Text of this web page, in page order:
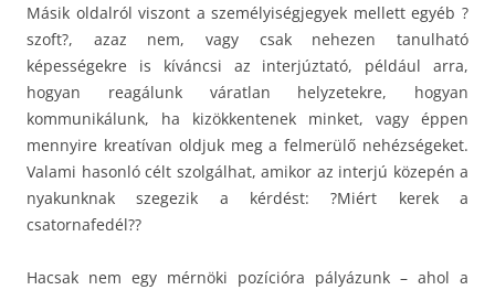
Másik oldalról viszont a személyiségjegyek mellett egyéb ?
szoft?, azaz nem, vagy csak nehezen tanulható
képességekre is kíváncsi az interjúztató, például arra,
hogyan reagálunk váratlan helyzetekre, hogyan
kommunikálunk, ha kizökkentenek minket, vagy éppen
mennyire kreatívan oldjuk meg a felmerülő nehézségeket.
Valami hasonló célt szolgálhat, amikor az interjú közepén a
nyakunknak szegezik a kérdést: ?Miért kerek a
csatornafedél??
Hacsak nem egy mérnöki pozícióra pályázunk – ahol a